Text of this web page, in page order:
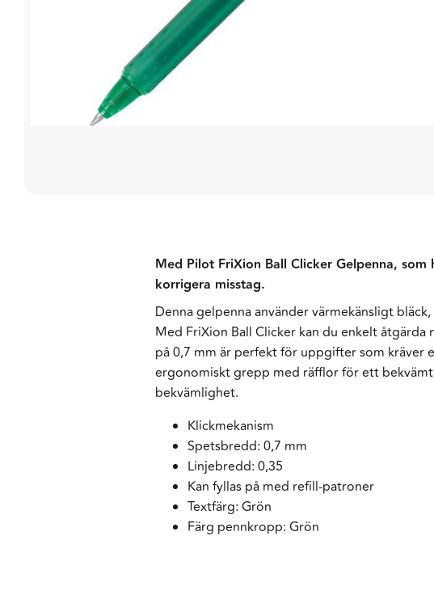
Med Pilot FriXion Ball Clicker Gelpenna,
korrigera misstag.
Denna gelpenna använder värmekänsligt
Med FriXion Ball Clicker kan du enkelt
på 0,7 mm är perfekt för uppgifter som
ergonomiskt grepp med räfflor för ett
bekvämlighet.
Klickmekanism
Spetsbredd: 0,7 mm
Linjebredd: 0,35
Kan fyllas på med refill-patroner
Textfärg: Grön
Färg pennkropp: Grön